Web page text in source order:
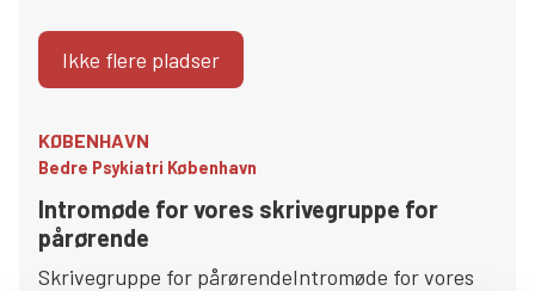
Ikke flere pladser
KØBENHAVN
Bedre Psykiatri København
Intromøde for vores skrivegruppe for
pårørende
Skrivegruppe for pårørendeIntromøde for vores